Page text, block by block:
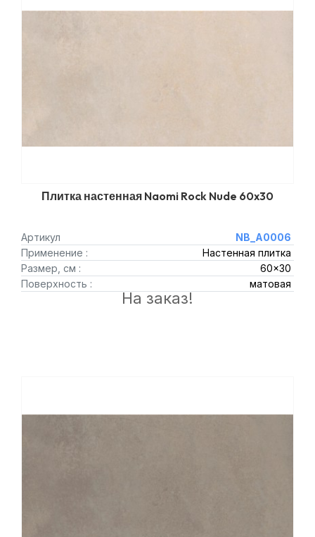
Плитка настенная Naomi Rock Nude 60x30
Артикул
NB_A0006
Применение :
Настенная плитка
Размер, см :
60x30
Поверхность :
матовая
На заказ!